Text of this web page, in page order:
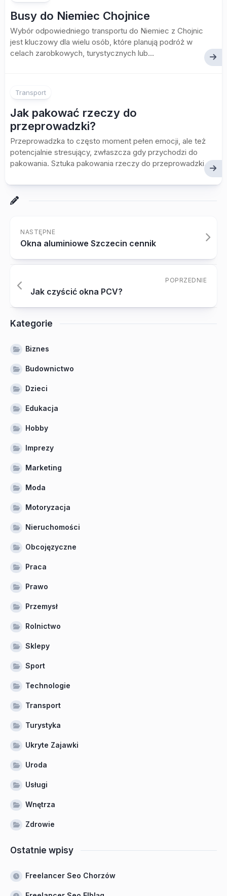
Busy do Niemiec Chojnice
Wybór odpowiedniego transportu do Niemiec z Chojnic
jest kluczowy dla wielu osób, które planują podróż w
celach zarobkowych, turystycznych lub...
Transport
Jak pakować rzeczy do
przeprowadzki?
Przeprowadzka to często moment pełen emocji, ale też
potencjalnie stresujący, zwłaszcza gdy przychodzi do
pakowania. Sztuka pakowania rzeczy do przeprowadzki...
NASTĘPNE
Okna aluminiowe Szczecin cennik
POPRZEDNIE
Jak czyścić okna PCV?
Kategorie
Biznes
Budownictwo
Dzieci
Edukacja
Hobby
Imprezy
Marketing
Moda
Motoryzacja
Nieruchomości
Obcojęzyczne
Praca
Prawo
Przemysł
Rolnictwo
Sklepy
Sport
Technologie
Transport
Turystyka
Ukryte Zajawki
Uroda
Usługi
Wnętrza
Zdrowie
Ostatnie wpisy
Freelancer Seo Chorzów